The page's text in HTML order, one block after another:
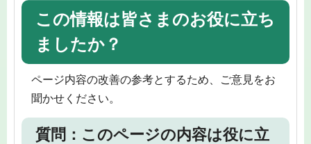
この情報は皆さまのお役に立ち
ましたか？
ページ内容の改善の参考とするため、ご意見をお
聞かせください。
質問：このページの内容は役に立